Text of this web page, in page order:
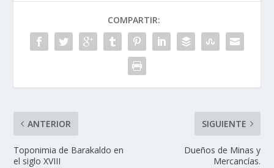
COMPARTIR:
ANTERIOR
Toponimia de Barakaldo en
el siglo XVIII
SIGUIENTE
Dueños de Minas y
Mercancí­as.